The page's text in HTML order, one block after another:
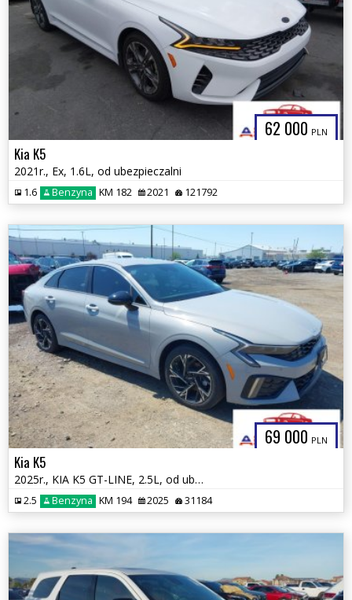
62 000 PLN
Kia K5
2021r., Ex, 1.6L, od ubezpieczalni
1.6 Benzyna KM 182 2021 121792
69 000 PLN
Kia K5
2025r., KIA K5 GT-LINE, 2.5L, od ubezpieczalni
2.5 Benzyna KM 194 2025 31184